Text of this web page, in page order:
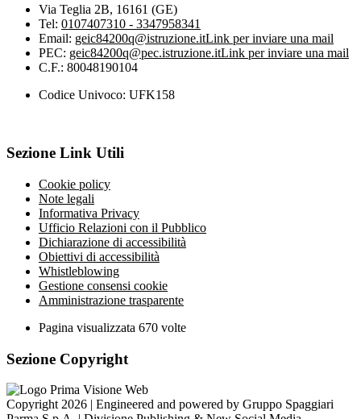
Via Teglia 2B, 16161 (GE)
Tel: 0107407310 - 3347958341
Email: geic84200q@istruzione.itLink per inviare una mail
PEC: geic84200q@pec.istruzione.itLink per inviare una mail
C.F.: 80048190104
Codice Univoco: UFK158
Sezione Link Utili
Cookie policy
Note legali
Informativa Privacy
Ufficio Relazioni con il Pubblico
Dichiarazione di accessibilità
Obiettivi di accessibilità
Whistleblowing
Gestione consensi cookie
Amministrazione trasparente
Pagina visualizzata 670 volte
Sezione Copyright
Copyright 2026 | Engineered and powered by Gruppo Spaggiari